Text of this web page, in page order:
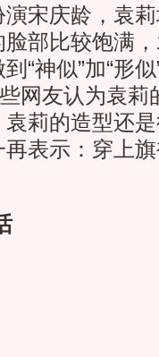
宋庆龄，袁
部比较饱满
“神似”加“形
网友认为袁莉
莉的造型还
表示：穿上